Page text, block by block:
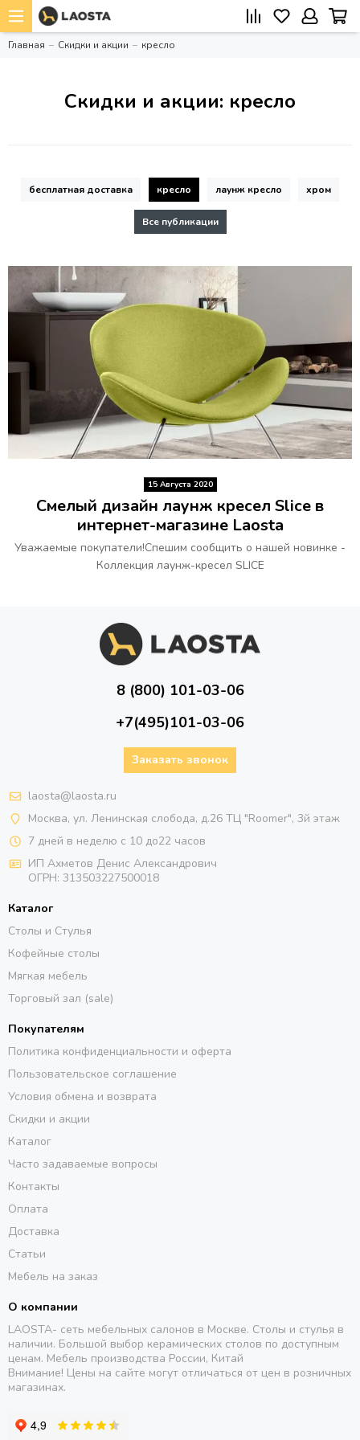
Главная Скидки и акции кресло
Скидки и акции: кресло
бесплатная доставка кресло лаунж кресло хром
Все публикации
15 Августа 2020
Смелый дизайн лаунж кресел Slice в
интернет-магазине Laosta
Уважаемые покупатели!Спешим сообщить о нашей новинке -
Коллекция лаунж-кресел SLICE
8 (800) 101-03-06
+7(495)101-03-06
Заказать звонок
laosta@laosta.ru
Москва, ул. Ленинская слобода, д.26 ТЦ "Roomer", 3й этаж
7 дней в неделю с 10 до22 часов
ИП Ахметов Денис Александрович
ОГРН: 313503227500018
Каталог
Столы и Стулья
Кофейные столы
Мягкая мебель
Торговый зал (sale)
Покупателям
Политика конфиденциальности и оферта
Пользовательское соглашение
Условия обмена и возврата
Скидки и акции
Каталог
Часто задаваемые вопросы
Контакты
Оплата
Доставка
Статьи
Мебель на заказ
О компании
LAOSTA- сеть мебельных салонов в Москве. Столы и стулья в
наличии. Большой выбор керамических столов по доступным
ценам. Мебель производства России, Китай
Внимание! Цены на сайте могут отличаться от цен в розничных
магазинах.